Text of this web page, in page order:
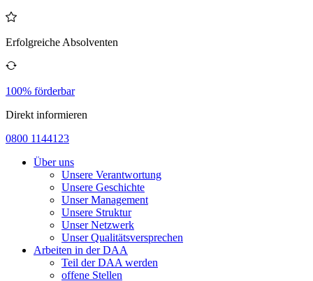
Erfolgreiche Absolventen
100% förderbar
Direkt informieren
0800 1144123
Über uns
Unsere Verantwortung
Unsere Geschichte
Unser Management
Unsere Struktur
Unser Netzwerk
Unser Qualitätsversprechen
Arbeiten in der DAA
Teil der DAA werden
offene Stellen